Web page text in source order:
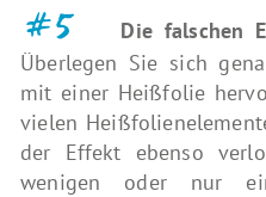
#5 Die falschen
Überlegen Sie sich
mit einer Heißfolie
vielen
der Effekt ebenso
wenigen oder nur